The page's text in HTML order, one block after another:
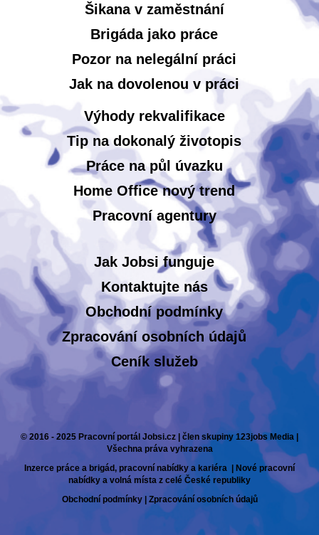
Šikana v zaměstnání
Brigáda jako práce
Pozor na nelegální práci
Jak na dovolenou v práci
Výhody rekvalifikace
Tip na dokonalý životopis
Práce na půl úvazku
Home Office nový trend
Pracovní agentury
Jak Jobsi funguje
Kontaktujte nás
Obchodní podmínky
Zpracování osobních údajů
Ceník služeb
© 2016 - 2025 Pracovní portál Jobsi.cz | člen skupiny 123jobs Media |
Všechna práva vyhrazena
Inzerce práce a brigád, pracovní nabídky a kariéra | Nové pracovní
nabídky a volná místa z celé České republiky
Obchodní podmínky| Zpracování osobních údajů